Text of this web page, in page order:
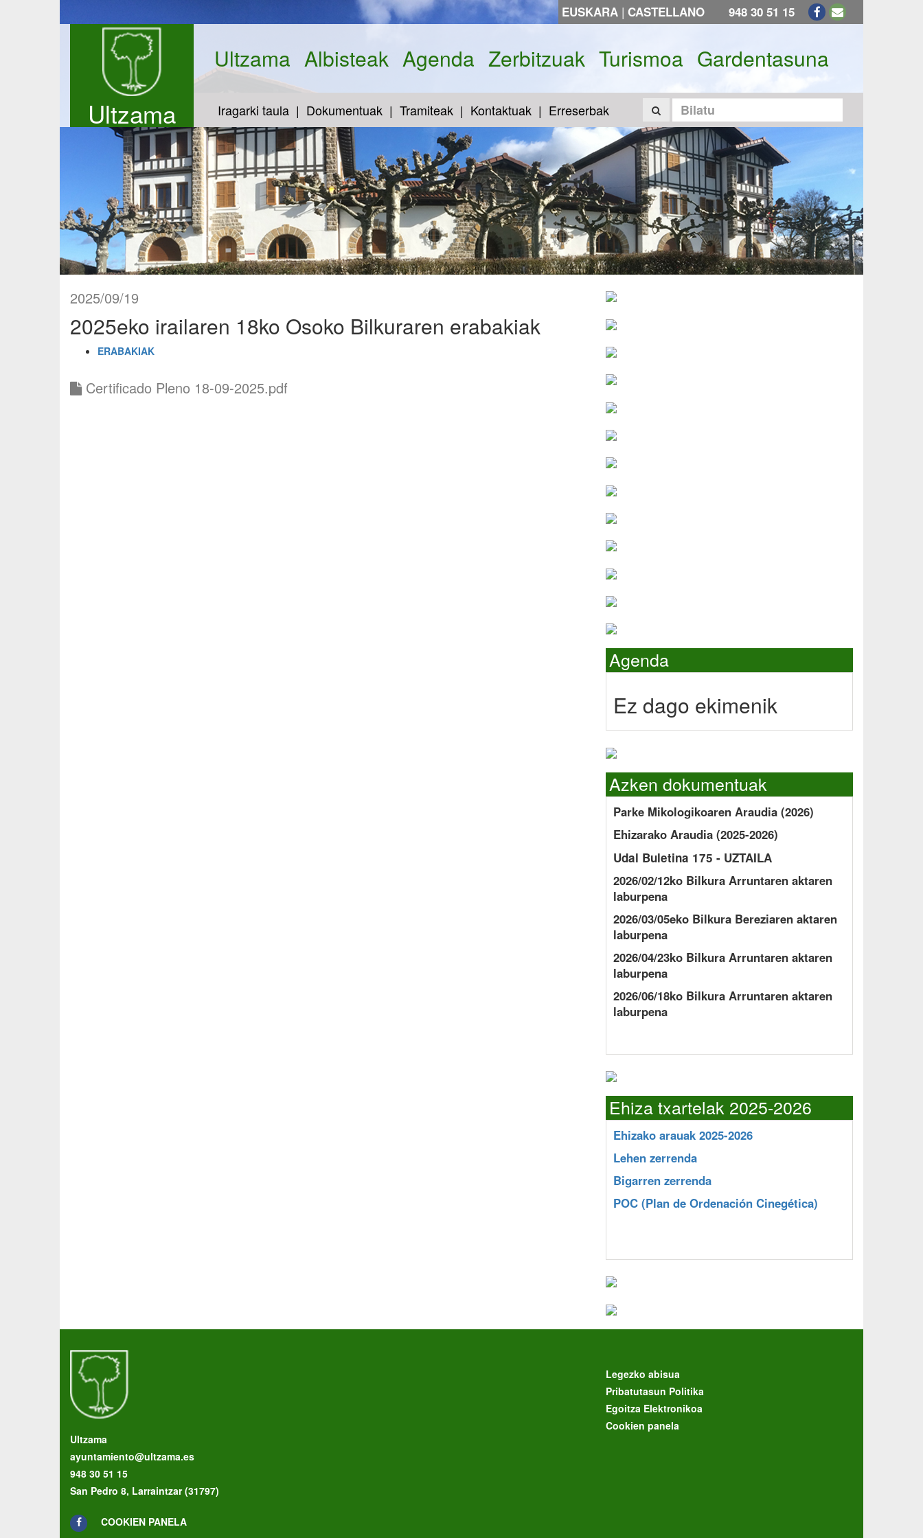
EUSKARA | CASTELLANO 948 30 51 15
Ultzama
Ultzama Albisteak Agenda Zerbitzuak Turismoa Gardentasuna
Iragarki taula Dokumentuak Tramiteak Kontaktuak Erreserbak
2025/09/19
2025eko irailaren 18ko Osoko Bilkuraren erabakiak
ERABAKIAK
Certificado Pleno 18-09-2025.pdf
Agenda
Ez dago ekimenik
Azken dokumentuak
Parke Mikologikoaren Araudia (2026)
Ehizarako Araudia (2025-2026)
Udal Buletina 175 - UZTAILA
2026/02/12ko Bilkura Arruntaren aktaren
laburpena
2026/03/05eko Bilkura Bereziaren aktaren
laburpena
2026/04/23ko Bilkura Arruntaren aktaren
laburpena
2026/06/18ko Bilkura Arruntaren aktaren
laburpena
Ehiza txartelak 2025-2026
Ehizako arauak 2025-2026
Lehen zerrenda
Bigarren zerrenda
POC (Plan de Ordenación Cinegética)
Ultzama
ayuntamiento@ultzama.es
948 30 51 15
San Pedro 8, Larraintzar (31797)
COOKIEN PANELA
Legezko abisua
Pribatutasun Politika
Egoitza Elektronikoa
Cookien panela